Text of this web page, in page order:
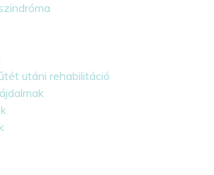
utáni rehabilitáció